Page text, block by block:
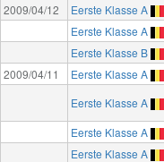
2009/04/12
Eerste Klasse A
Eerste Klasse A
Eerste Klasse B
2009/04/11
Eerste Klasse A
Eerste Klasse A
Eerste Klasse A
Eerste Klasse A